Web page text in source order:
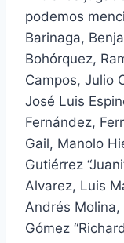
podemos
Barinaga,
Bohórquez,
Campos, Julio
José Luis
Fernández,
Gail, Manolo
Gutiérrez
Alvarez, Luis
Andrés Molina,
Gómez